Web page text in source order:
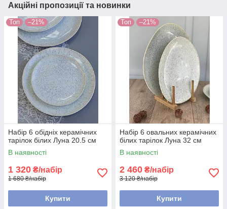
Акційні пропозиції та новинки
Топ –21%
Набір 6 обідніх керамічних
тарілок білих Луна 20.5 см
В наявності
1 320 ₴/набір
1 680 ₴/набір
Купити
Топ –21%
Набір 6 овальних керамічних
білих тарілок Луна 32 см
В наявності
2 460 ₴/набір
3 120 ₴/набір
Купити